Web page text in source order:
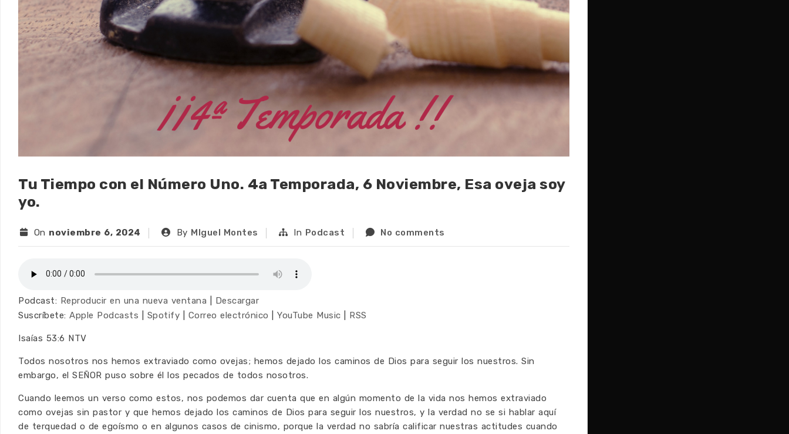
Tu Tiempo con el Número Uno. 4a Temporada, 6 Noviembre, Esa oveja soy
yo.
On noviembre 6, 2024 By MIguel Montes In Podcast No comments
Podcast: Reproducir en una nueva ventana
Descargar
Suscríbete: Apple Podcasts Spotify Correo electrónico YouTube Music RSS
Isaías 53:6 NTV
Todos nosotros nos hemos extraviado como ovejas; hemos dejado los caminos de Dios para seguir los nuestros. Sin
embargo, el SEÑOR puso sobre él los pecados de todos nosotros.
Cuando leemos un verso como estos, nos podemos dar cuenta que en algún momento de la vida nos hemos extraviado
como ovejas sin pastor y que hemos dejado los caminos de Dios para seguir los nuestros, y la verdad no se si hablar aquí
de terquedad o de egoísmo o en algunos casos de cinismo, porque la verdad no sabría calificar nuestras actitudes cuando